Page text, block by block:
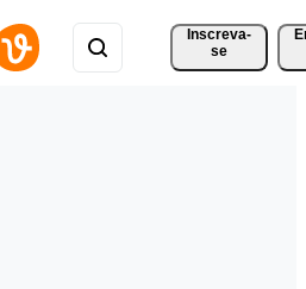
Inscreva-
se